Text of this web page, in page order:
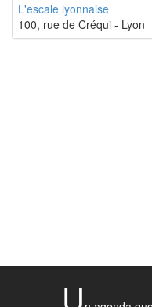
L'escale lyonnaise
100, rue de Créqui - Lyon
U